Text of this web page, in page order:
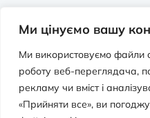
Ми цінуємо вашу
Ми використовуємо файли
роботу веб-переглядача,
рекламу чи вміст і
«Прийняти все», ви
Видавництва на
Політика
Публічна оферта